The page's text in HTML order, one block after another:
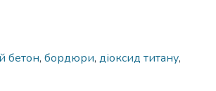
бетон, бордюри, діоксид титану,